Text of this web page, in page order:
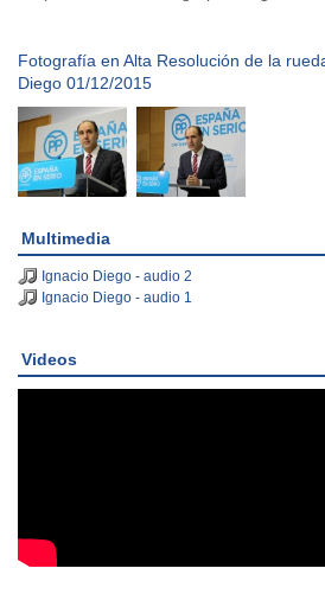
Fotografía en Alta Resolución de la
Diego 01/12/2015
Multimedia
Ignacio Diego - audio 2
Ignacio Diego - audio 1
Videos